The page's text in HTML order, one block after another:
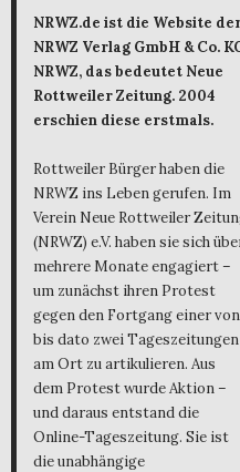
NRWZ.de ist die Website
NRWZ Verlag GmbH & Co.
NRWZ, das bedeutet Neue
Rottweiler Zeitung. 2004
erschien diese erstmals.
Rottweiler Bürger haben die
NRWZ ins Leben gerufen. Im
Verein Neue Rottweiler
(NRWZ) e.V. haben sie sich
mehrere Monate engagiert –
um zunächst ihren Protest
gegen den Fortgang einer von
bis dato zwei Tageszeitungen
am Ort zu artikulieren. Aus
dem Protest wurde Aktion –
und daraus entstand die
Online-Tageszeitung. Sie ist
die unabhängige